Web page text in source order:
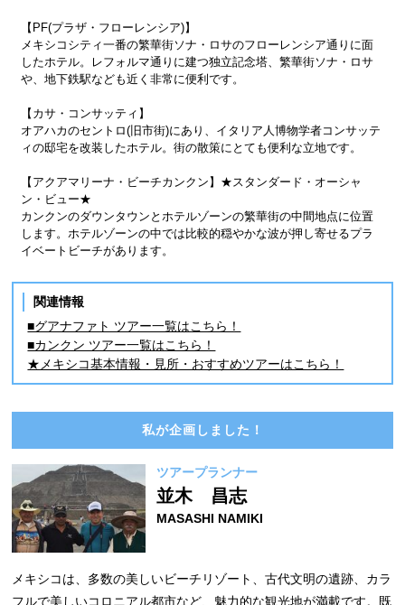
【PF(プラザ・フローレンシア)】
メキシコシティ一番の繁華街ソナ・ロサのフローレンシア通りに面
したホテル。レフォルマ通りに建つ独立記念塔、繁華街ソナ・ロサ
や、地下鉄駅なども近く非常に便利です。
【カサ・コンサッティ】
オアハカのセントロ(旧市街)にあり、イタリア人博物学者コンサッテ
ィの邸宅を改装したホテル。街の散策にとても便利な立地です。
【アクアマリーナ・ビーチカンクン】★スタンダード・オーシャ
ン・ビュー★
カンクンのダウンタウンとホテルゾーンの繁華街の中間地点に位置
します。ホテルゾーンの中では比較的穏やかな波が押し寄せるプラ
イベートビーチがあります。
関連情報
■グアナファト ツアー一覧はこちら！
■カンクン ツアー一覧はこちら！
★メキシコ基本情報・見所・おすすめツアーはこちら！
私が企画しました！
ツアープランナー
並木 昌志
MASASHI NAMIKI
メキシコは、多数の美しいビーチリゾート、古代文明の遺跡、カラ
フルで美しいコロニアル都市など、魅力的な観光地が満載です。既